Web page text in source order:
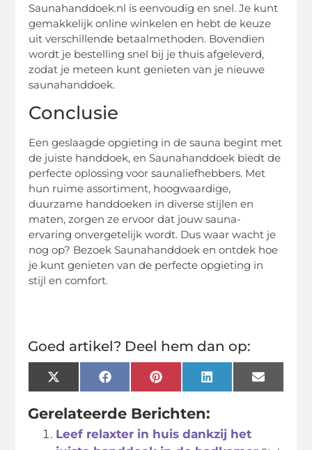
Saunahanddoek.nl is eenvoudig en snel. Je kunt
gemakkelijk online winkelen en hebt de keuze
uit verschillende betaalmethoden. Bovendien
wordt je bestelling snel bij je thuis afgeleverd,
zodat je meteen kunt genieten van je nieuwe
saunahanddoek.
Conclusie
Een geslaagde opgieting in de sauna begint met
de juiste handdoek, en Saunahanddoek biedt de
perfecte oplossing voor saunaliefhebbers. Met
hun ruime assortiment, hoogwaardige,
duurzame handdoeken in diverse stijlen en
maten, zorgen ze ervoor dat jouw sauna-
ervaring onvergetelijk wordt. Dus waar wacht je
nog op? Bezoek Saunahanddoek en ontdek hoe
je kunt genieten van de perfecte opgieting in
stijl en comfort.
Goed artikel? Deel hem dan op:
X
(Twitter)
FacebookPinterestLinkedInEmail
Gerelateerde Berichten:
Leef relaxter in huis dankzij het